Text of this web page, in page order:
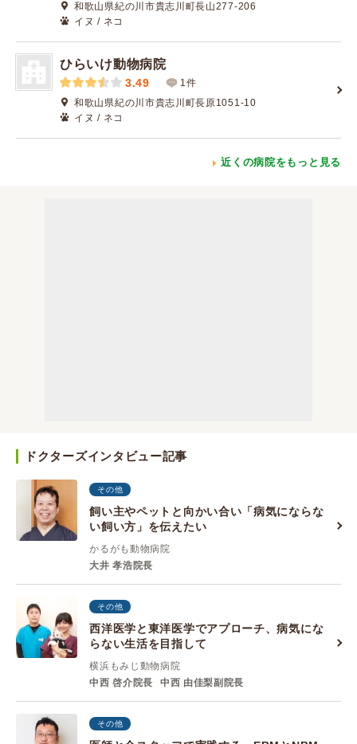
和歌山県紀の川市貴志川町長山277-206
イヌ / ネコ
ひらいけ動物病院
3.49
1件
和歌山県紀の川市貴志川町長原1051-10
イヌ / ネコ
近くの病院をもっと見る
ドクターズインタビュー記事
その他
飼い主やペットと向かい合い「病気にならな
い飼い方」を伝えたい
かるがも動物病院
大井 孝浩院長
その他
西洋医学と東洋医学でアプローチ、病気にな
らない生活を目指して
横浜もみじ動物病院
中西 啓介院長
中西 由佳梨副院長
その他